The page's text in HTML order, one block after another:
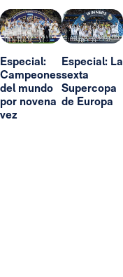
Especial:
Campeones
del mundo
por novena
vez
Especial: La
sexta
Supercopa
de Europa